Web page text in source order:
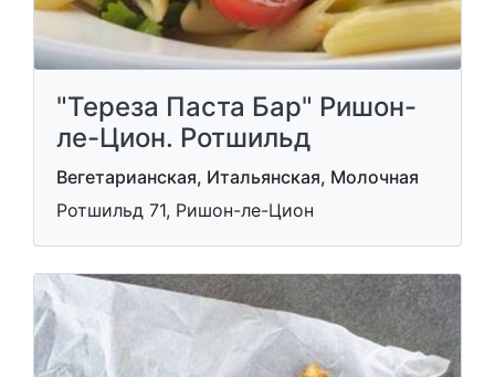
"Тереза ​​Паста Бар" Ришон-
ле-Цион. Ротшильд
Вегетарианская, Итальянская, Молочная
Ротшильд 71, Ришон-ле-Цион